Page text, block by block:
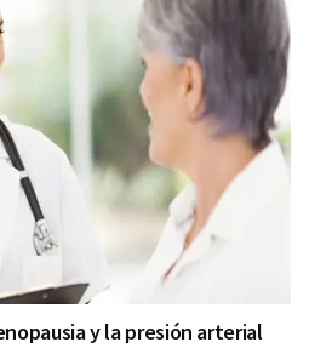
y la presión arterial